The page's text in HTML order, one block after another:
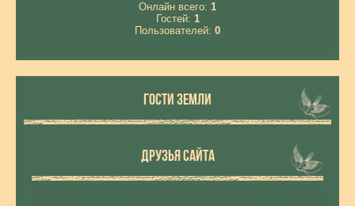
Онлайн всего: 1
Гостей: 1
Пользователей: 0
ГОСТИ ЗЕМЛИ
ДРУЗЬЯ САЙТА